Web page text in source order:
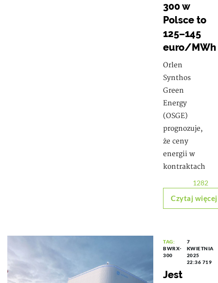
300 w
Polsce to
125–145
euro/MWh
Orlen
Synthos
Green
Energy
(OSGE)
prognozuje,
że ceny
energii w
kontraktach
1282
Czytaj więcej
TAG:
BWRX-
300
7
KWIETNIA
2025
22:36 719
Jest